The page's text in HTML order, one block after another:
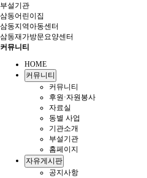
부설기관
삼동어린이집
삼동지역아동센터
삼동재가방문요양센터
커뮤니티
HOME
커뮤니티
커뮤니티
후원·자원봉사
자료실
동별 사업
기관소개
부설기관
홈페이지
자유게시판
공지사항